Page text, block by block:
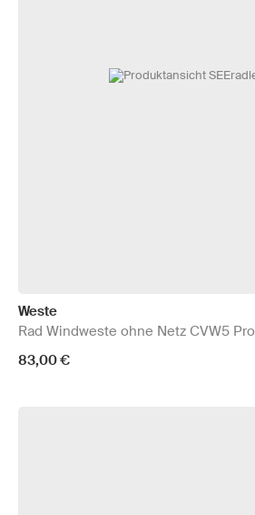
Weste
Rad Windweste ohne Netz CVW5 Pro
83,00 €